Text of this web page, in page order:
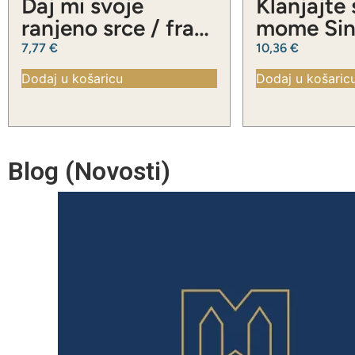
Daj mi svoje
ranjeno srce / fra
Slavko Barbarić
7,77 €
Dodaj u košaricu
Klanjajte
mome
Slavko
10,36 €
Dodaj u
Blog (Novosti)